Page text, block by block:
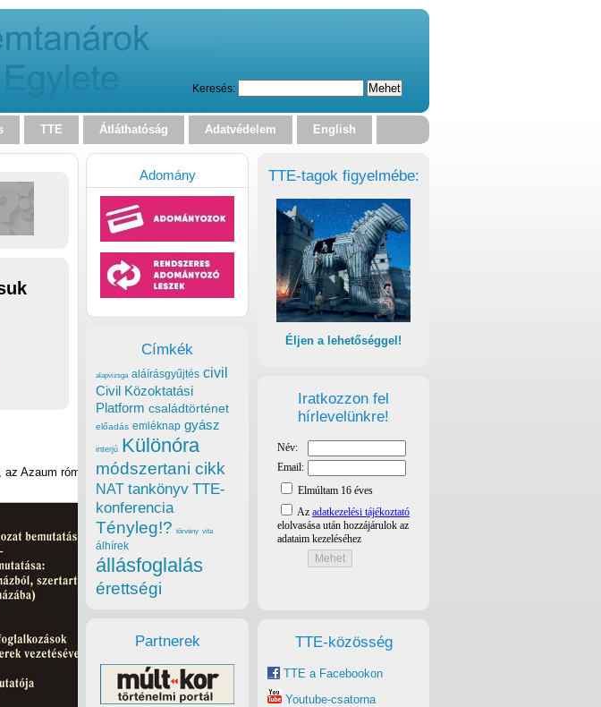
Keresés:
TTE Átláthatóság Adatvédelem English
Azaum római tábor
TTE-tagok figyelmébe:
Éljen a lehetőséggel!
Iratkozzon fel
hírlevelünkre!
TTE-közösség
TTE a Facebookon
Youtube-csatorna
Adomány
Címkék
alapvizsga aláírásgyűjtés civil
Civil Közoktatási
Platform családtörténet
előadás emléknap gyász
interjú Különóra
módszertani cikk
NAT tankönyv TTE-
konferencia
Tényleg!? törvény vita
álhírek
állásfoglalás
érettségi
Partnerek